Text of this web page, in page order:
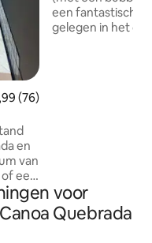
beoordeling van
(76)
en
van
of een
De
een fantastisch
gelegen in het
blender,
magnetron en
voor
Quebrada